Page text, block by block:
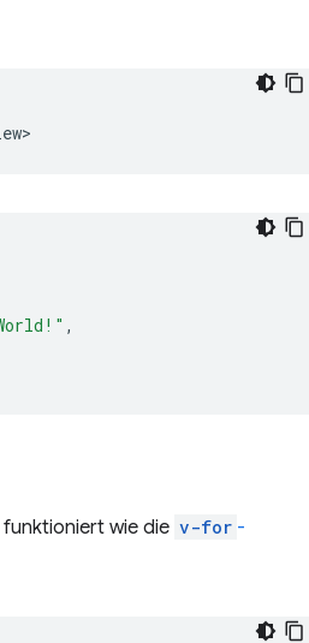
,
wie die v-for -